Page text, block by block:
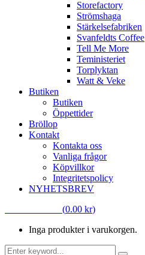
Storefactory
Strömshaga
Stärkelsefabriken
Svanfeldts Coffee
Tell Me More
Teministeriet
Torplyktan
Watt & Veke
Butiken
Butiken
Öppettider
Bröllop
Kontakt
Kontakta oss
Vanliga frågor
Köpvillkor
Integritetspolicy
NYHETSBREV
(0.00 kr)
Inga produkter i varukorgen.